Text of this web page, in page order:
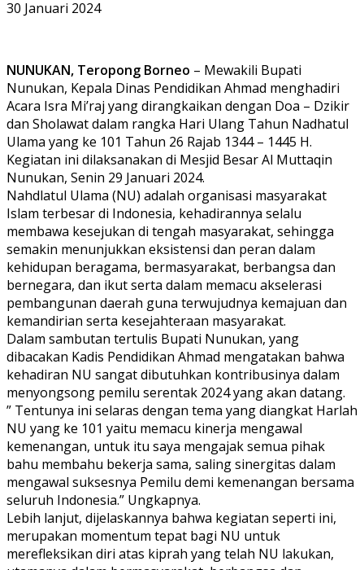
30 Januari 2024
NUNUKAN, Teropong Borneo – Mewakili Bupati
Nunukan, Kepala Dinas Pendidikan Ahmad menghadiri
Acara Isra Mi’raj yang dirangkaikan dengan Doa – Dzikir
dan Sholawat dalam rangka Hari Ulang Tahun Nadhatul
Ulama yang ke 101 Tahun 26 Rajab 1344 – 1445 H.
Kegiatan ini dilaksanakan di Mesjid Besar Al Muttaqin
Nunukan, Senin 29 Januari 2024.
Nahdlatul Ulama (NU) adalah organisasi masyarakat
Islam terbesar di Indonesia, kehadirannya selalu
membawa kesejukan di tengah masyarakat, sehingga
semakin menunjukkan eksistensi dan peran dalam
kehidupan beragama, bermasyarakat, berbangsa dan
bernegara, dan ikut serta dalam memacu akselerasi
pembangunan daerah guna terwujudnya kemajuan dan
kemandirian serta kesejahteraan masyarakat.
Dalam sambutan tertulis Bupati Nunukan, yang
dibacakan Kadis Pendidikan Ahmad mengatakan bahwa
kehadiran NU sangat dibutuhkan kontribusinya dalam
menyongsong pemilu serentak 2024 yang akan datang.
” Tentunya ini selaras dengan tema yang diangkat Harlah
NU yang ke 101 yaitu memacu kinerja mengawal
kemenangan, untuk itu saya mengajak semua pihak
bahu membahu bekerja sama, saling sinergitas dalam
mengawal suksesnya Pemilu demi kemenangan bersama
seluruh Indonesia.” Ungkapnya.
Lebih lanjut, dijelaskannya bahwa kegiatan seperti ini,
merupakan momentum tepat bagi NU untuk
merefleksikan diri atas kiprah yang telah NU lakukan,